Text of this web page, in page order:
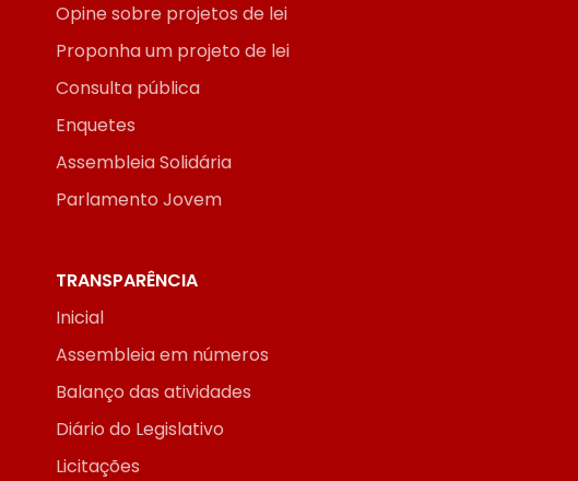
Opine sobre projetos de lei
Proponha um projeto de lei
Consulta pública
Enquetes
Assembleia Solidária
Parlamento Jovem
TRANSPARÊNCIA
Inicial
Assembleia em números
Balanço das atividades
Diário do Legislativo
Licitações